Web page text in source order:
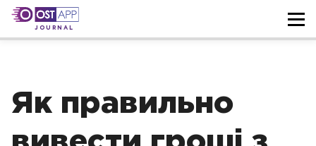
JOURNAL
Як правильно